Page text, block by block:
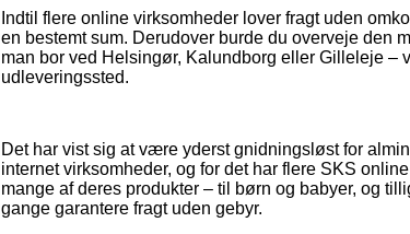
Indtil flere online virksomheder lover fragt uden
en bestemt sum. Derudover burde du overveje den
man bor ved Helsingør, Kalundborg eller Gilleleje
udleveringssted.
Det har vist sig at være yderst gnidningsløst for
internet virksomheder, og for det har flere SKS
mange af deres produkter – til børn og babyer, og
gange garantere fragt uden gebyr.